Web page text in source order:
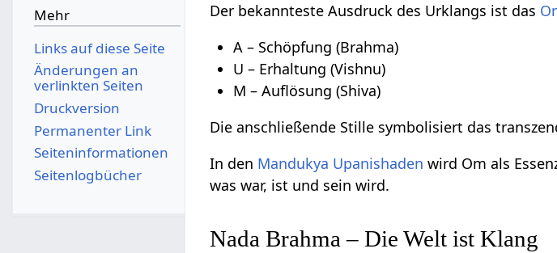
Der bekannteste Ausdruck des Urklangs ist das
A – Schöpfung (Brahma)
U – Erhaltung (Vishnu)
M – Auflösung (Shiva)
Die anschließende Stille symbolisiert das
In den Mandukya Upanishaden wird Om als
was war, ist und sein wird.
Nada Brahma – Die Welt ist Klang
Mehr
Links auf diese Seite
Änderungen an
verlinkten Seiten
Druckversion
Permanenter Link
Seiten­­informationen
Seitenlogbücher